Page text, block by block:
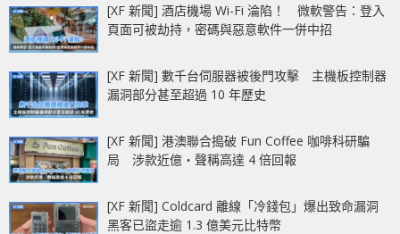
[XF 新聞] 酒店機場 Wi-Fi 淪陷！ 微軟警告：登入
頁面可被劫持，密碼與惡意軟件一併中招
[XF 新聞] 數千台伺服器被後門攻擊 主機板控制器
漏洞部分甚至超過 10 年歷史
[XF 新聞] 港澳聯合搗破 Fun Coffee 咖啡科研騙
局 涉款近億‧聲稱高達 4 倍回報
[XF 新聞] Coldcard 離線「冷錢包」爆出致命漏洞
黑客已盜走逾 1.3 億美元比特幣